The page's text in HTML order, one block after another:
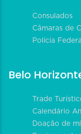
Consulados
Câmaras de
Polícia
Belo
Trade
Calendário
Doação de